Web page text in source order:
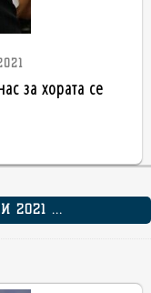
за хората се
2021 ...